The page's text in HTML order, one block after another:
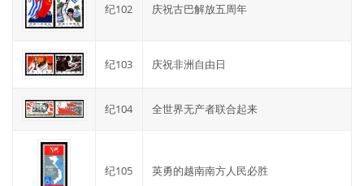
纪102 庆祝古巴解放五周年
纪103 庆祝非洲自由日
纪104 全世界无产者联合起来
纪105 英勇的越南南方人民必胜